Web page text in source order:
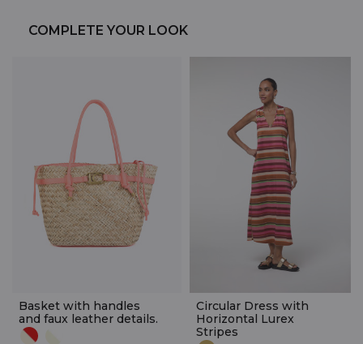
COMPLETE YOUR LOOK
Basket with handles
and faux leather details.
Circular Dress with
Horizontal Lurex
Stripes